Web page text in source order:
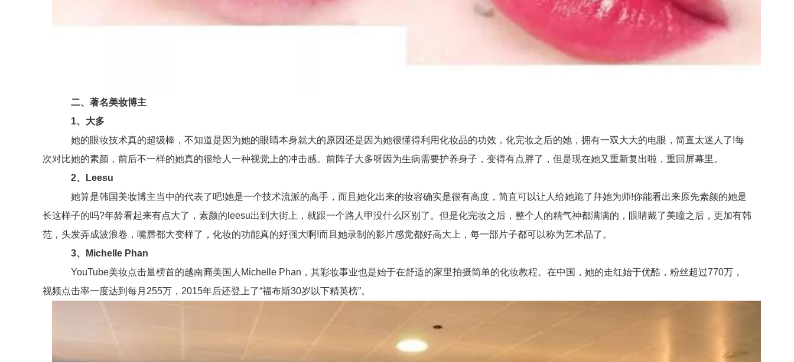
二、著名美妆博主
1、大多
她的眼妆技术真的超级棒，不知道是因为她的眼睛本身就大的原因还是因为她很懂得利用化妆品的功效，化完妆之后的她，拥有一双大大的电眼，简直太迷人了!每
次对比她的素颜，前后不一样的她真的很给人一种视觉上的冲击感。前阵子大多呀因为生病需要护养身子，变得有点胖了，但是现在她又重新复出啦，重回屏幕里。
2、Leesu
她算是韩国美妆博主当中的代表了吧!她是一个技术流派的高手，而且她化出来的妆容确实是很有高度，简直可以让人给她跪了拜她为师!你能看出来原先素颜的她是
长这样子的吗?年龄看起来有点大了，素颜的leesu出到大街上，就跟一个路人甲没什么区别了。但是化完妆之后，整个人的精气神都满满的，眼睛戴了美瞳之后，更加有韩
范，头发弄成波浪卷，嘴唇都大变样了，化妆的功能真的好强大啊!而且她录制的影片感觉都好高大上，每一部片子都可以称为艺术品了。
3、Michelle Phan
YouTube美妆点击量榜首的越南裔美国人Michelle Phan，其彩妆事业也是始于在舒适的家里拍摄简单的化妆教程。在中国，她的走红始于优酷，粉丝超过770万，
视频点击率一度达到每月255万，2015年后还登上了“福布斯30岁以下精英榜”。